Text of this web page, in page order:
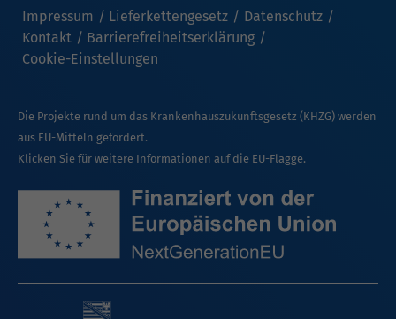
Impressum Lieferkettengesetz
Datenschutz
Kontakt
Barrierefreiheitserklärung
Cookie-Einstellungen
Die Projekte rund um das Krankenhauszukunftsgesetz (KHZG) werden
aus EU-Mitteln gefördert.
Klicken Sie für weitere Informationen auf die EU-Flagge.